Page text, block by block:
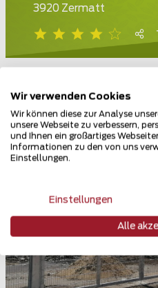
3920 Zermatt
Wir verwenden Cookies
Wir können diese zur Analyse
unsere Webseite zu verbessern,
und Ihnen ein großartiges
Informationen zu den von uns
Einstellungen.
Einstellungen
Alle